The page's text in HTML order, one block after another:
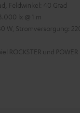
Feldwinkel: 40 Grad
lx @ 1 m
W, Stromversorgung:
ROCKSTER und